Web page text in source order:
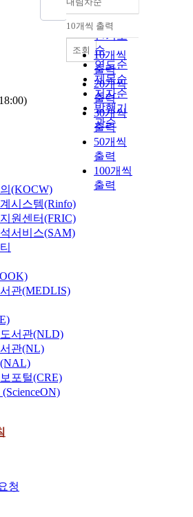
정확도
순
인기도
순
연도순
제목순
저자순
발행기
관순
내림차순
10개씩 출력
10개씩
출력
20개씩
출력
30개씩
출력
50개씩
출력
100개씩
출력
조회
(KOCW)
시스템(Rinfo)
원센터(FRIC)
서비스(SAM)
관(MEDLIS)
서관(NLD)
관(NL)
포털(CRE)
청